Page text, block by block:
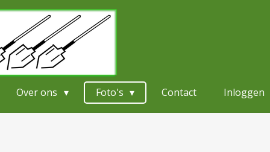
Over ons Foto's Contact Inloggen